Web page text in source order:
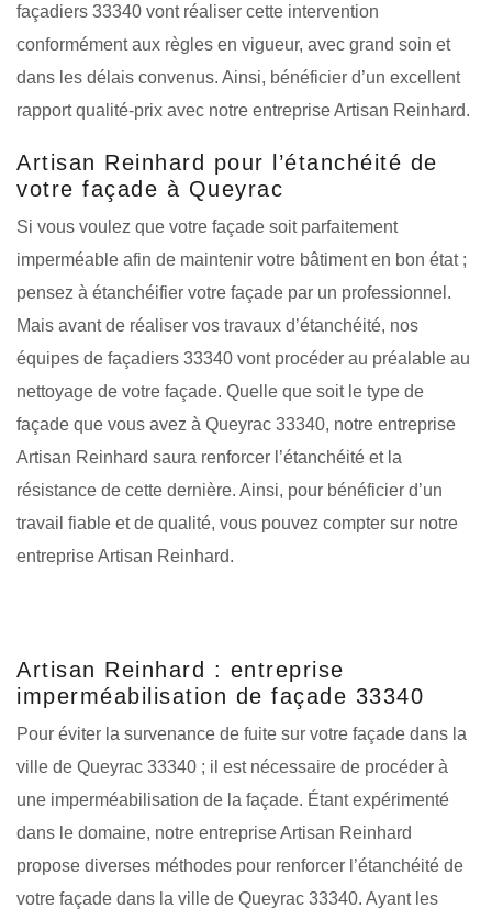
façadiers 33340 vont réaliser cette intervention
conformément aux règles en vigueur, avec grand soin et
dans les délais convenus. Ainsi, bénéficier d’un excellent
rapport qualité-prix avec notre entreprise Artisan Reinhard.
Artisan Reinhard pour l’étanchéité de
votre façade à Queyrac
Si vous voulez que votre façade soit parfaitement
imperméable afin de maintenir votre bâtiment en bon état ;
pensez à étanchéifier votre façade par un professionnel.
Mais avant de réaliser vos travaux d’étanchéité, nos
équipes de façadiers 33340 vont procéder au préalable au
nettoyage de votre façade. Quelle que soit le type de
façade que vous avez à Queyrac 33340, notre entreprise
Artisan Reinhard saura renforcer l’étanchéité et la
résistance de cette dernière. Ainsi, pour bénéficier d’un
travail fiable et de qualité, vous pouvez compter sur notre
entreprise Artisan Reinhard.
Artisan Reinhard : entreprise
imperméabilisation de façade 33340
Pour éviter la survenance de fuite sur votre façade dans la
ville de Queyrac 33340 ; il est nécessaire de procéder à
une imperméabilisation de la façade. Étant expérimenté
dans le domaine, notre entreprise Artisan Reinhard
propose diverses méthodes pour renforcer l’étanchéité de
votre façade dans la ville de Queyrac 33340. Ayant les